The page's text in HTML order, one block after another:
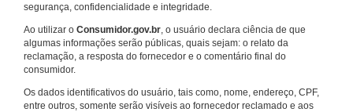
segurança, confidencialidade e integridade.
Ao utilizar o Consumidor.gov.br , o usuário declara ciência de que
algumas informações serão públicas, quais sejam: o relato da
reclamação, a resposta do fornecedor e o comentário final do
consumidor.
Os dados identificativos do usuário, tais como, nome, endereço, CPF,
entre outros, somente serão visíveis ao fornecedor reclamado e aos